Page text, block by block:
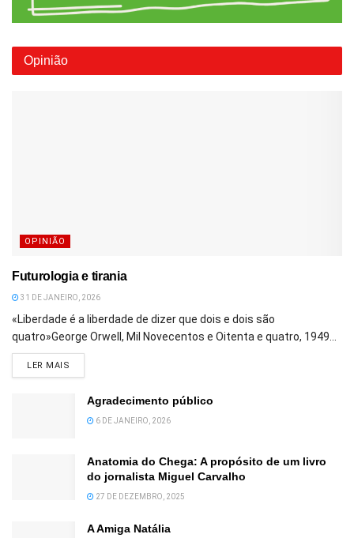
Opinião
OPINIÃO
Futurologia e tirania
31 DE JANEIRO, 2026
«Liberdade é a liberdade de dizer que dois e dois são
quatro»George Orwell, Mil Novecentos e Oitenta e quatro, 1949...
LER MAIS
Agradecimento público
6 DE JANEIRO, 2026
Anatomia do Chega: A propósito de um livro
do jornalista Miguel Carvalho
27 DE DEZEMBRO, 2025
A Amiga Natália